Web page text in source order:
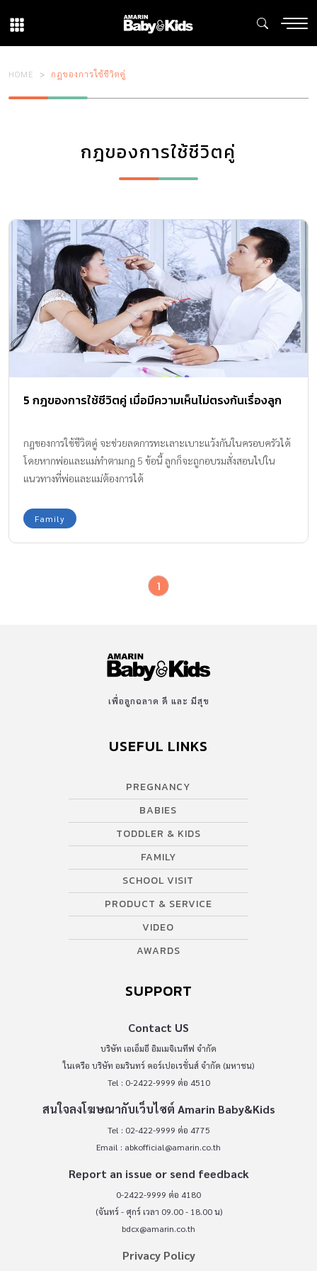
HOME กฎของการใช้ชีวิตคู่
กฎของการใช้ชีวิตคู่
5 กฎของการใช้ชีวิตคู่ เมื่อมีความเห็นไม่ตรงกันเรื่องลูก
กฎของการใช้ชีวิตคู่ จะช่วยลดการทะเลาะเบาะแว้งกันในครอบครัวได้
โดยหากพ่อและแม่ทำตามกฎ 5 ข้อนี้ ลูกก็จะถูกอบรมสั่งสอนไปใน
แนวทางที่พ่อและแม่ต้องการได้
Family
1
เพื่อลูกฉลาด ดี และ มีสุข
USEFUL LINKS
PREGNANCY
BABIES
TODDLER & KIDS
FAMILY
SCHOOL VISIT
PRODUCT & SERVICE
VIDEO
AWARDS
SUPPORT
Contact US
บริษัท เอเอ็มอี อิมเมจิเนทีฟ จำกัด
ในเครือ บริษัท อมรินทร์ คอร์เปอเรชั่นส์ จำกัด (มหาชน)
Tel : 0-2422-9999 ต่อ 4510
สนใจลงโฆษณากับเว็บไซต์ Amarin Baby&Kids
Tel : 02-422-9999 ต่อ 4775
Email : abkofficial@amarin.co.th
Report an issue or send feedback
0-2422-9999 ต่อ 4180
(จันทร์ - ศุกร์ เวลา 09.00 - 18.00 น)
bdcx@amarin.co.th
Privacy Policy